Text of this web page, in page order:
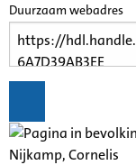
Duurzaam webadres
Nijkamp, Cornelis